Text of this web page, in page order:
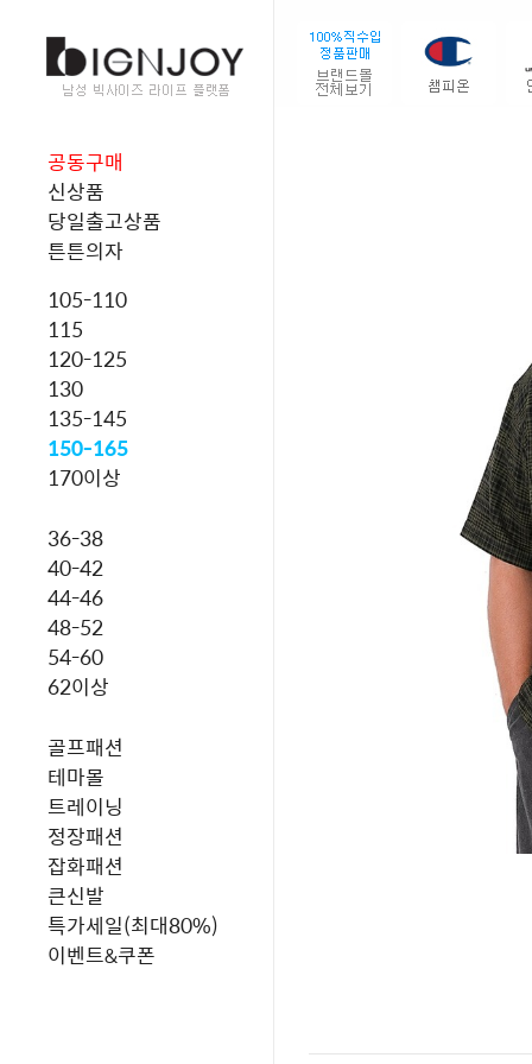
공동구매
신상품
당일출고상품
튼튼의자
105-110
115
120-125
130
135-145
150-165
170이상
36-38
40-42
44-46
48-52
54-60
62이상
골프패션
테마몰
트레이닝
정장패션
잡화패션
큰신발
특가세일(최대80%)
이벤트&쿠폰